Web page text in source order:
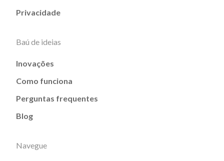
Privacidade
Baú de ideias
Inovações
Como funciona
Perguntas frequentes
Blog
Navegue